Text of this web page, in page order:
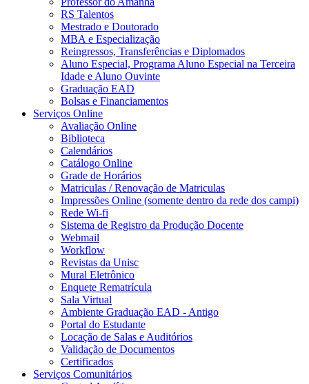
RS Talentos
Mestrado e Doutorado
MBA e Especialização
Reingressos, Transferências e Diplomados
Aluno Especial, Programa Aluno Especial na Terceira
Idade e Aluno Ouvinte
Graduação EAD
Bolsas e Financiamentos
Serviços Online
Avaliação Online
Biblioteca
Calendários
Catálogo Online
Grade de Horários
Matriculas / Renovação de Matriculas
Impressões Online (somente dentro da rede dos campi)
Rede Wi-fi
Sistema de Registro da Produção Docente
Webmail
Workflow
Revistas da Unisc
Mural Eletrônico
Enquete Rematrícula
Sala Virtual
Ambiente Graduação EAD - Antigo
Portal do Estudante
Locação de Salas e Auditórios
Validação de Documentos
Certificados
Serviços Comunitários